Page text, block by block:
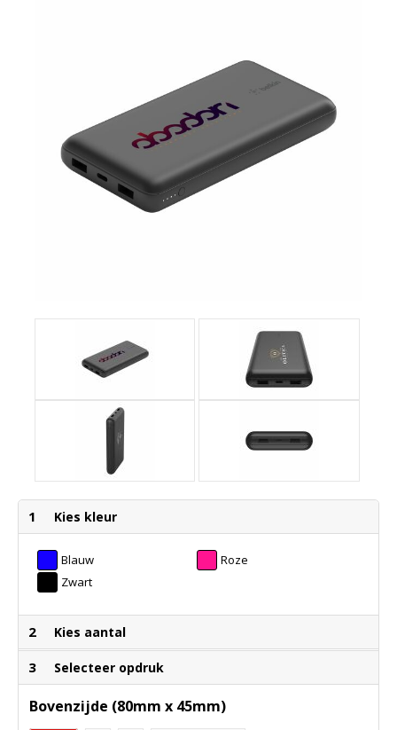
1 Kies kleur
Blauw
Roze
Zwart
2 Kies aantal
3 Selecteer opdruk
Bovenzijde (80mm x 45mm)